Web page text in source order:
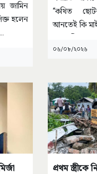
জামিন
হলেন
...
“কথিত
আনতেই কি
০৬/০৮/২০২৬
প্রথম স্ত্রীকে